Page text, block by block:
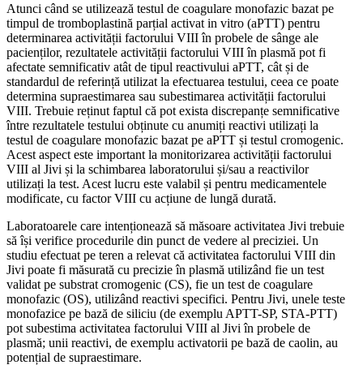
Atunci când se utilizează testul de coagulare monofazic bazat pe
timpul de tromboplastină parțial activat in vitro (aPTT) pentru
determinarea activității factorului VIII în probele de sânge ale
pacienților, rezultatele activității factorului VIII în plasmă pot fi
afectate semnificativ atât de tipul reactivului aPTT, cât și de
standardul de referință utilizat la efectuarea testului, ceea ce poate
determina supraestimarea sau subestimarea activității factorului
VIII. Trebuie reținut faptul că pot exista discrepanțe semnificative
între rezultatele testului obținute cu anumiți reactivi utilizați la
testul de coagulare monofazic bazat pe aPTT și testul cromogenic.
Acest aspect este important la monitorizarea activității factorului
VIII al Jivi și la schimbarea laboratorului și/sau a reactivilor
utilizați la test. Acest lucru este valabil și pentru medicamentele
modificate, cu factor VIII cu acțiune de lungă durată.
Laboratoarele care intenționează să măsoare activitatea Jivi trebuie
să își verifice procedurile din punct de vedere al preciziei. Un
studiu efectuat pe teren a relevat că activitatea factorului VIII din
Jivi poate fi măsurată cu precizie în plasmă utilizând fie un test
validat pe substrat cromogenic (CS), fie un test de coagulare
monofazic (OS), utilizând reactivi specifici. Pentru Jivi, unele teste
monofazice pe bază de siliciu (de exemplu APTT-SP, STA-PTT)
pot subestima activitatea factorului VIII al Jivi în probele de
plasmă; unii reactivi, de exemplu activatorii pe bază de caolin, au
potențial de supraestimare.